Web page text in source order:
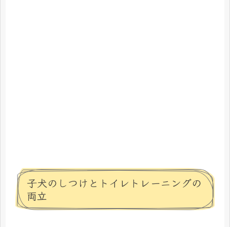
子犬のしつけとトイレトレーニングの
両立